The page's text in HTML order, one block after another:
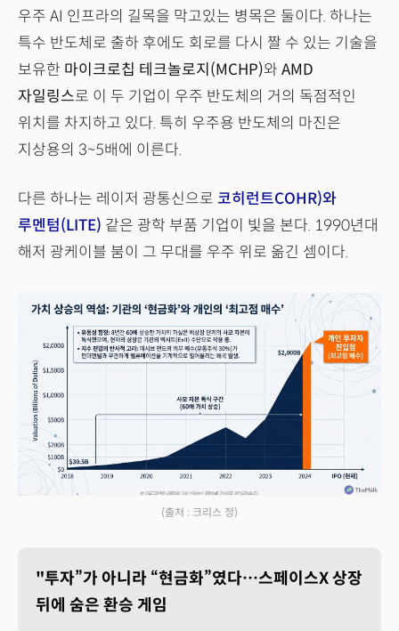
우주 AI 인프라의 길목을 막고있는 병목은 둘이다. 하나는
특수 반도체로 출하 후에도 회로를 다시 짤 수 있는 기술을
보유한 마이크로칩 테크놀로지(MCHP)와 AMD
자일링스로 이 두 기업이 우주 반도체의 거의 독점적인
위치를 차지하고 있다. 특히 우주용 반도체의 마진은
지상용의 3~5배에 이른다.
다른 하나는 레이저 광통신으로 코히런트COHR)와
루멘텀(LITE) 같은 광학 부품 기업이 빛을 본다. 1990년대
해저 광케이블 붐이 그 무대를 우주 위로 옮긴 셈이다.
(출처 : 크리스 정)
"투자”가 아니라 “현금화”였다…스페이스X 상장
뒤에 숨은 환승 게임